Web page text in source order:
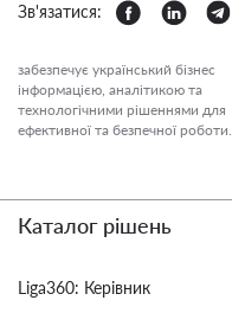
Зв'язатися:
забезпечує український бізнес
інформацією, аналітикою та
технологічними рішеннями для
ефективної та безпечної роботи.
Каталог рішень
Liga360: Керівник